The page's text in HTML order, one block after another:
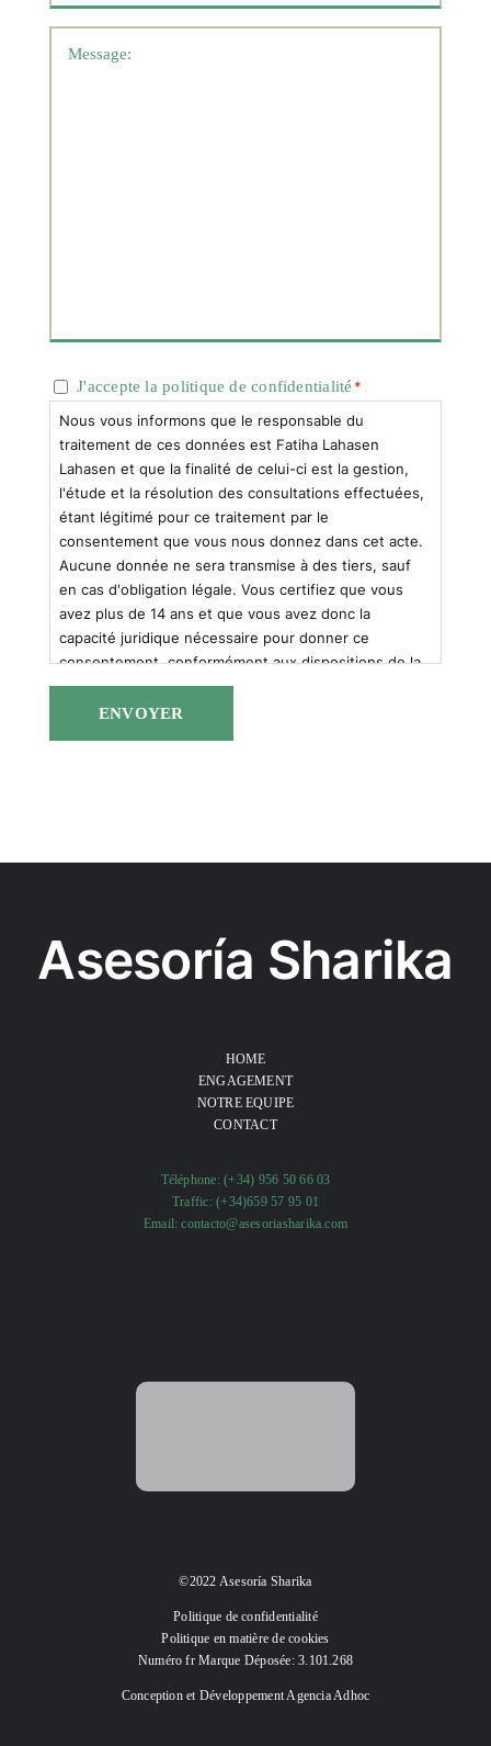
*
J'accepte la politique de confidentialité *
Nous vous informons que le responsable du
traitement de ces données est Fatiha Lahasen
Lahasen et que la finalité de celui-ci est la gestion,
l'étude et la résolution des consultations effectuées,
étant légitimé pour ce traitement par le
consentement que vous nous donnez dans cet acte.
Aucune donnée ne sera transmise à des tiers, sauf
en cas d'obligation légale. Vous certifiez que vous
avez plus de 14 ans et que vous avez donc la
capacité juridique nécessaire pour donner ce
consentement, conformément aux dispositions de la
politique de confidentialité. Vous pouvez accéder aux
données, les rectifier et les supprimer, ainsi que
Asesoría Sharika
HOME
ENGAGEMENT
NOTRE EQUIPE
CONTACT
Téléphone:(+34) 956 50 66 03
Traffic:(+34)659 57 95 01
Email:contacto@asesoriasharika.com
©2022 Asesoría Sharika
Politique de confidentialité
Politique en matière de cookies
Numéro fr Marque Déposée: 3.101.268
Conception et DéveloppementAgencia Adhoc